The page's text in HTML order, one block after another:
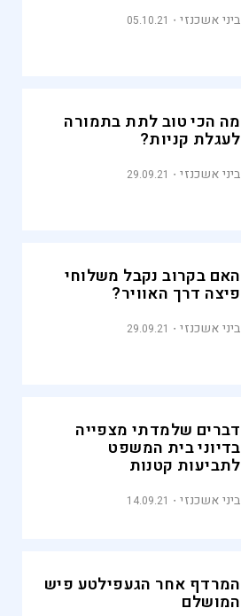
ביני אשכנזי 05.10.21
מה הכי טוב לתת בתמורה
לעגלת קניות?
ביני אשכנזי 29.09.21
האם בקרוב נקבל משלוחי
פיצה דרך האוויר?
ביני אשכנזי 29.09.21
דברים שלמדתי מצפייה
בדיוני בית המשפט
לתביעות קטנות
ביני אשכנזי 14.09.21
המרדף אחר הגעפילטע פיש
המושלם